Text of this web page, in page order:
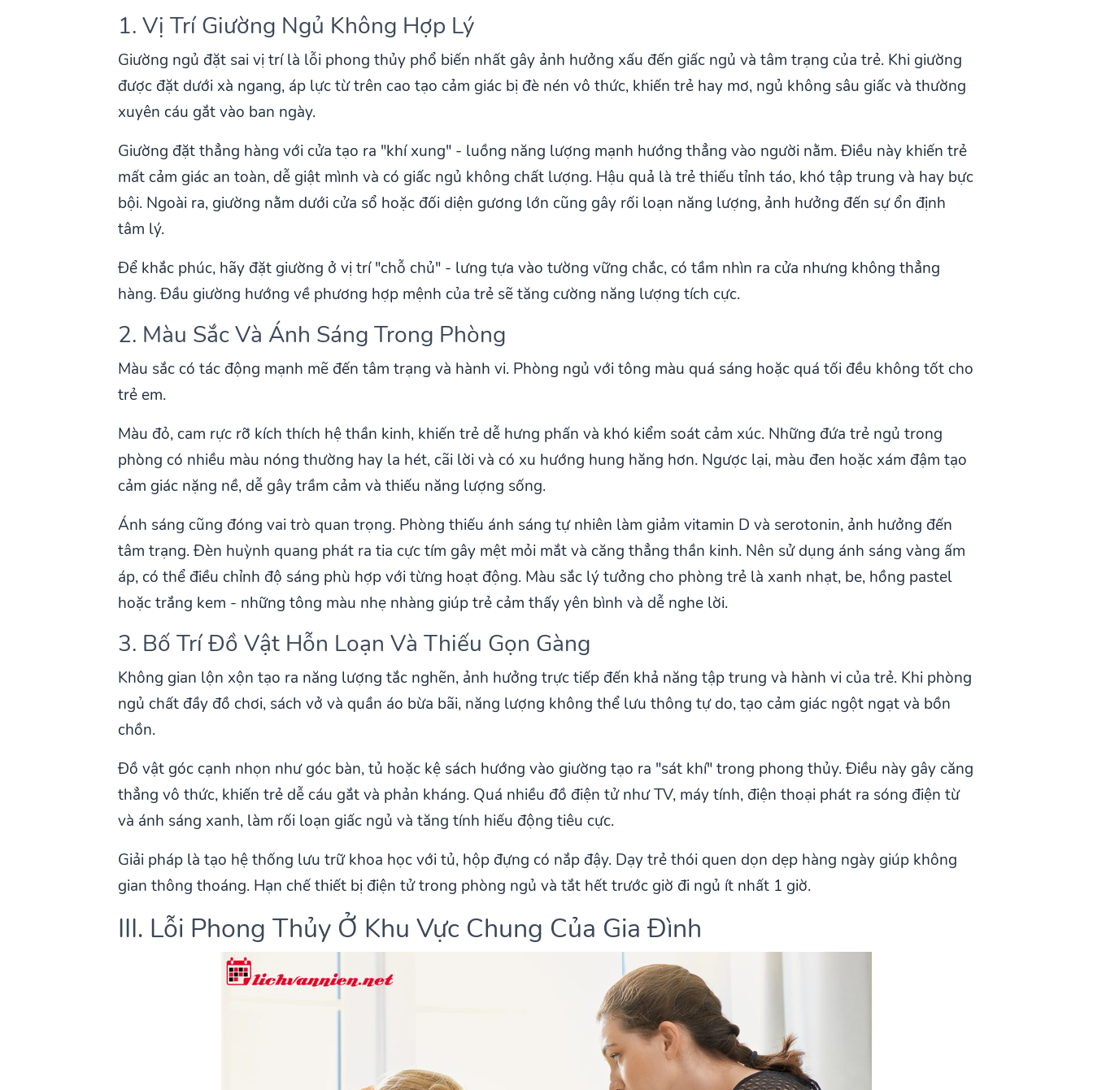
1. Vị Trí Giường Ngủ Không Hợp Lý
Giường ngủ đặt sai vị trí là lỗi phong thủy phổ biến nhất gây ảnh hưởng xấu đến giấc ngủ và tâm trạng của trẻ. Khi giường
được đặt dưới xà ngang, áp lực từ trên cao tạo cảm giác bị đè nén vô thức, khiến trẻ hay mơ, ngủ không sâu giấc và thường
xuyên cáu gắt vào ban ngày.
Giường đặt thẳng hàng với cửa tạo ra "khí xung" - luồng năng lượng mạnh hướng thẳng vào người nằm. Điều này khiến trẻ
mất cảm giác an toàn, dễ giật mình và có giấc ngủ không chất lượng. Hậu quả là trẻ thiếu tỉnh táo, khó tập trung và hay bực
bội. Ngoài ra, giường nằm dưới cửa sổ hoặc đối diện gương lớn cũng gây rối loạn năng lượng, ảnh hưởng đến sự ổn định
tâm lý.
Để khắc phúc, hãy đặt giường ở vị trí "chỗ chủ" - lưng tựa vào tường vững chắc, có tầm nhìn ra cửa nhưng không thẳng
hàng. Đầu giường hướng về phương hợp mệnh của trẻ sẽ tăng cường năng lượng tích cực.
2. Màu Sắc Và Ánh Sáng Trong Phòng
Màu sắc có tác động mạnh mẽ đến tâm trạng và hành vi. Phòng ngủ với tông màu quá sáng hoặc quá tối đều không tốt cho
trẻ em.
Màu đỏ, cam rực rỡ kích thích hệ thần kinh, khiến trẻ dễ hưng phấn và khó kiểm soát cảm xúc. Những đứa trẻ ngủ trong
phòng có nhiều màu nóng thường hay la hét, cãi lời và có xu hướng hung hăng hơn. Ngược lại, màu đen hoặc xám đậm tạo
cảm giác nặng nề, dễ gây trầm cảm và thiếu năng lượng sống.
Ánh sáng cũng đóng vai trò quan trọng. Phòng thiếu ánh sáng tự nhiên làm giảm vitamin D và serotonin, ảnh hưởng đến
tâm trạng. Đèn huỳnh quang phát ra tia cực tím gây mệt mỏi mắt và căng thẳng thần kinh. Nên sử dụng ánh sáng vàng ấm
áp, có thể điều chỉnh độ sáng phù hợp với từng hoạt động. Màu sắc lý tưởng cho phòng trẻ là xanh nhạt, be, hồng pastel
hoặc trắng kem - những tông màu nhẹ nhàng giúp trẻ cảm thấy yên bình và dễ nghe lời.
3. Bố Trí Đồ Vật Hỗn Loạn Và Thiếu Gọn Gàng
Không gian lộn xộn tạo ra năng lượng tắc nghẽn, ảnh hưởng trực tiếp đến khả năng tập trung và hành vi của trẻ. Khi phòng
ngủ chất đầy đồ chơi, sách vở và quần áo bừa bãi, năng lượng không thể lưu thông tự do, tạo cảm giác ngột ngạt và bồn
chồn.
Đồ vật góc cạnh nhọn như góc bàn, tủ hoặc kệ sách hướng vào giường tạo ra "sát khí" trong phong thủy. Điều này gây căng
thẳng vô thức, khiến trẻ dễ cáu gắt và phản kháng. Quá nhiều đồ điện tử như TV, máy tính, điện thoại phát ra sóng điện từ
và ánh sáng xanh, làm rối loạn giấc ngủ và tăng tính hiếu động tiêu cực.
Giải pháp là tạo hệ thống lưu trữ khoa học với tủ, hộp đựng có nắp đậy. Dạy trẻ thói quen dọn dẹp hàng ngày giúp không
gian thông thoáng. Hạn chế thiết bị điện tử trong phòng ngủ và tắt hết trước giờ đi ngủ ít nhất 1 giờ.
III. Lỗi Phong Thủy Ở Khu Vực Chung Của Gia Đình